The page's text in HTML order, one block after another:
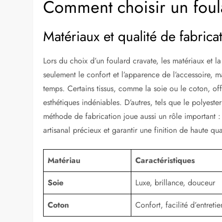
Comment choisir un
Matériaux et qualité de
Lors du choix d’un foulard cravate, les matériaux et
seulement le confort et l’apparence de
temps. Certains tissus, comme la soie ou le coton,
esthétiques indéniables. D’autres, tels que le
méthode de fabrication joue aussi un rôle important
artisanal précieux et garantir une finition de haute
Matériau
Caractéristiques
Soie
Luxe, brillance, douceur
Coton
Confort, facilité